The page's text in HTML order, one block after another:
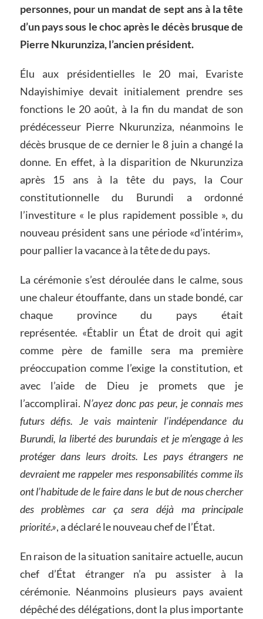
personnes, pour un mandat de sept ans à la tête
d’un pays sous le choc après le décès brusque de
Pierre Nkurunziza, l’ancien président.
Élu aux présidentielles le 20 mai, Evariste
Ndayishimiye devait initialement prendre ses
fonctions le 20 août, à la fin du mandat de son
prédécesseur Pierre Nkurunziza, néanmoins le
décès brusque de ce dernier le 8 juin a changé la
donne. En effet, à la disparition de Nkurunziza
après 15 ans à la tête du pays, la Cour
constitutionnelle du Burundi a ordonné
l’investiture « le plus rapidement possible », du
nouveau président sans une période «d’intérim»,
pour pallier la vacance à la tête de du pays.
La cérémonie s’est déroulée dans le calme, sous
une chaleur étouffante, dans un stade bondé, car
chaque province du pays était
représentée. «Établir un État de droit qui agit
comme père de famille sera ma première
préoccupation comme l’exige la constitution, et
avec l’aide de Dieu je promets que je
l’accomplirai. N’ayez donc pas peur, je connais mes
futurs défis. Je vais maintenir l’indépendance du
Burundi, la liberté des burundais et je m’engage à les
protéger dans leurs droits. Les pays étrangers ne
devraient me rappeler mes responsabilités comme ils
ont l’habitude de le faire dans le but de nous chercher
des problèmes car ça sera déjà ma principale
priorité.», a déclaré le nouveau chef de l’État.
En raison de la situation sanitaire actuelle, aucun
chef d’État étranger n’a pu assister à la
cérémonie. Néanmoins plusieurs pays avaient
dépêché des délégations, dont la plus importante